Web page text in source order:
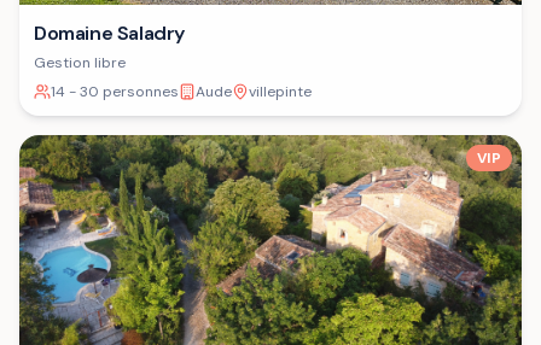
Domaine Saladry
Gestion libre
14 - 30 personnes
Aude villepinte
VIP